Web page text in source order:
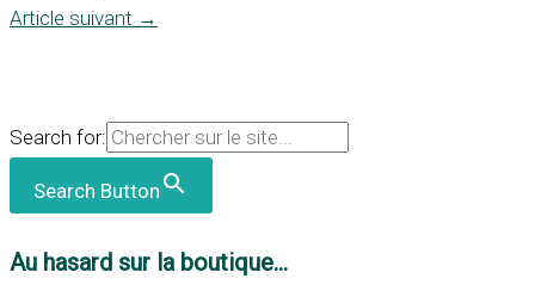
Article suivant →
Search for:
Search Button
Au hasard sur la boutique...